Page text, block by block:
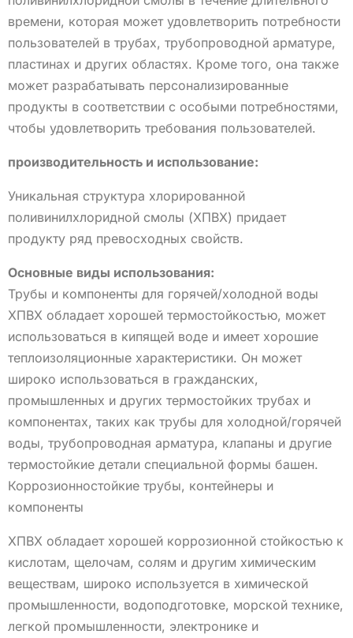
времени, которая может удовлетворить потребности
пользователей в трубах, трубопроводной арматуре,
пластинах и других областях. Кроме того, она также
может разрабатывать персонализированные
продукты в соответствии с особыми потребностями,
чтобы удовлетворить требования пользователей.
производительность и использование:
Уникальная структура хлорированной
поливинилхлоридной смолы (ХПВХ) придает
продукту ряд превосходных свойств.
Основные виды использования:
Трубы и компоненты для горячей/холодной воды
ХПВХ обладает хорошей термостойкостью, может
использоваться в кипящей воде и имеет хорошие
теплоизоляционные характеристики. Он может
широко использоваться в гражданских,
промышленных и других термостойких трубах и
компонентах, таких как трубы для холодной/горячей
воды, трубопроводная арматура, клапаны и другие
термостойкие детали специальной формы башен.
Коррозионностойкие трубы, контейнеры и
компоненты
ХПВХ обладает хорошей коррозионной стойкостью к
кислотам, щелочам, солям и другим химическим
веществам, широко используется в химической
промышленности, водоподготовке, морской технике,
легкой промышленности, электронике и